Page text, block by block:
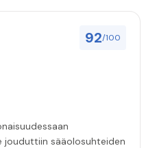
92/100
jouduttiin sääolosuhteiden